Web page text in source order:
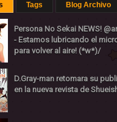
Tags Blog Archivo
Persona No Sekai NEWS!
- Estamos lubricando el
para volver al aire! (*w*)/
D.Gray-man retomara su
en la nueva revista de